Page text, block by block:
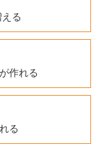
る
作れる
る